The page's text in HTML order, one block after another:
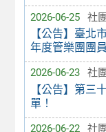
2026-06-25 社
【公告】臺北
年度管樂團團
2026-06-23 社
【公告】第三
單！
2026-06-22 社